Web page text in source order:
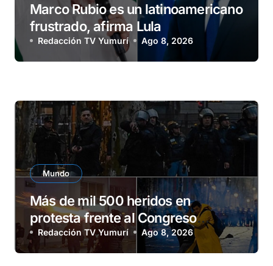
Marco Rubio es un latinoamericano
frustrado, afirma Lula
Redacción TV Yumurí Ago 8, 2026
Mundo
Más de mil 500 heridos en
protesta frente al Congreso
argentino
Redacción TV Yumurí Ago 8, 2026